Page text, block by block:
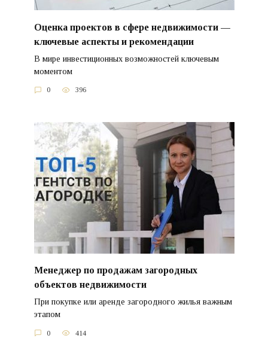
Оценка проектов в сфере недвижимости —
ключевые аспекты и рекомендации
В мире инвестиционных возможностей ключевым
моментом
0 396
Менеджер по продажам загородных
объектов недвижимости
При покупке или аренде загородного жилья важным
этапом
0 414